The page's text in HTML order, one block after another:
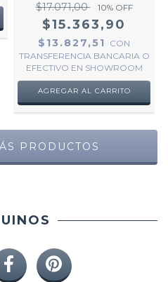
$17.071,00 10% OFF
$15.363,90
$13.827,51 CON
TRANSFERENCIA BANCARIA O
EFECTIVO EN SHOWROOM
AGREGAR AL CARRITO
PRODUCTOS